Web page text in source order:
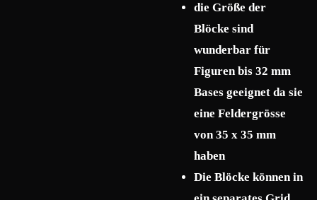
die Größe der
Blöcke sind
wunderbar für
Figuren bis 32 mm
Bases geeignet da sie
eine Feldergrösse
von 35 x 35 mm
haben
Die Blöcke können in